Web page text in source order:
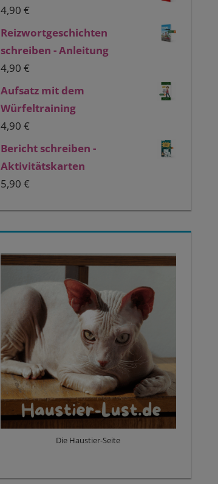
4,90€
Reizwortgeschichten
schreiben - Anleitung
4,90€
Aufsatz mit dem
Würfeltraining
4,90€
Bericht schreiben -
Aktivitätskarten
5,90€
Die Haustier-Seite